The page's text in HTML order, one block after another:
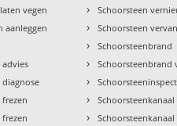
vegen
aanleggen
advies
diagnose
› Schoorsteen
› Schoorsteen
› Schoorsteenbrand
› Schoorsteenbrand
›
› Schoorsteenkanaal
›